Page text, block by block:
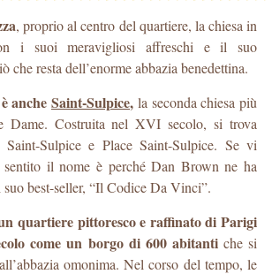
, proprio al centro del quartiere, la chiesa in
i suoi meravigliosi affreschi e il suo
che resta dell’enorme abbazia benedettina.
anche Saint-Sulpice, la seconda chiesa più
Dame. Costruita nel XVI secolo, si trova
Sulpice e Place Saint-Sulpice. Se vi
sentito il nome è perché Dan Brown ne ha
best-seller, “Il Codice Da Vinci”.
quartiere pittoresco e raffinato di Parigi
come un borgo di 600 abitantiche si
omonima. Nel corso del tempo, le